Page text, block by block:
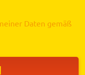
Daten gemäß